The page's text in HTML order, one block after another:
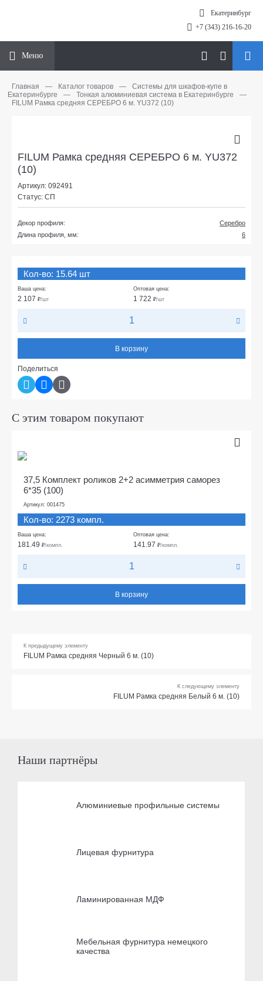
Екатеринбург
+7 (343) 216-16-20
Меню
Главная — Каталог товаров —
Системы для шкафов-купе в
Екатеринбурге
— Тонкая алюминиевая система в Екатеринбурге
—
FILUM Рамка средняя СЕРЕБРО 6 м. YU372 (10)
FILUM Рамка средняя СЕРЕБРО 6 м. YU372
(10)
Артикул: 092491
Статус: СП
Декор профиля:
Серебро
Длина профиля, мм:
6
Кол-во: 15.64 шт
Ваша цена:
2 107 ₽/шт
Оптовая цена:
1 722 ₽/шт
В корзину
Поделиться
С этим товаром покупают
37,5 Комплект роликов 2+2 асимметрия саморез
6*35 (100)
Артикул: 001475
Кол-во: 2273 компл.
Ваша цена:
181.49 ₽/компл.
Оптовая цена:
141.97 ₽/компл.
В корзину
К предыдущему элементу
FILUM Рамка средняя Черный 6 м. (10)
К следующему элементу
FILUM Рамка средняя Белый 6 м. (10)
Наши партнёры
Алюминиевые профильные системы
Лицевая фурнитура
Ламинированная МДФ
Мебельная фурнитура немецкого
качества